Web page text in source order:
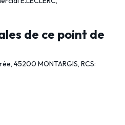
de ce point de
45200 MONTARGIS, RCS: